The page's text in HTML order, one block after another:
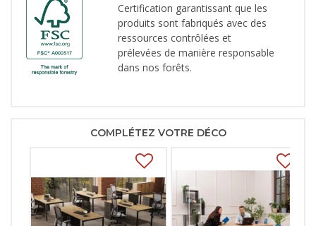
Certification garantissant que les
produits sont fabriqués avec des
ressources contrôlées et
prélevées de manière responsable
dans nos forêts.
COMPLÉTEZ VOTRE DÉCO